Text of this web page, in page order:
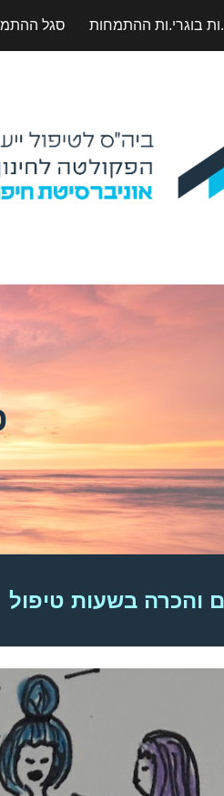
סגל בוגרי.ות ההתמחות
והכרה בשעות טיפול